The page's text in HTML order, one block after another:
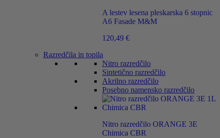
A lestev lesena pleskarska 6 stopnic
A6 Fasade M&M
120,49 €
Razredčila in topila
Nitro razredčilo
Sintetično razredčilo
Akrilno razredčilo
Posebno namensko razredčilo
Nitro razredčilo ORANGE 3E
Chimica CBR